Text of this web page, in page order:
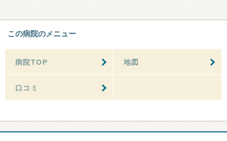
この病院のメニュー
病院TOP 地図
口コミ